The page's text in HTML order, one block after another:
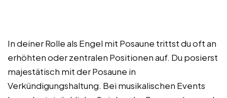
In deiner Rolle als Engel mit Posaune trittst du oft an
erhöhten oder zentralen Positionen auf. Du posierst
majestätisch mit der Posaune in
Verkündigungshaltung. Bei musikalischen Events